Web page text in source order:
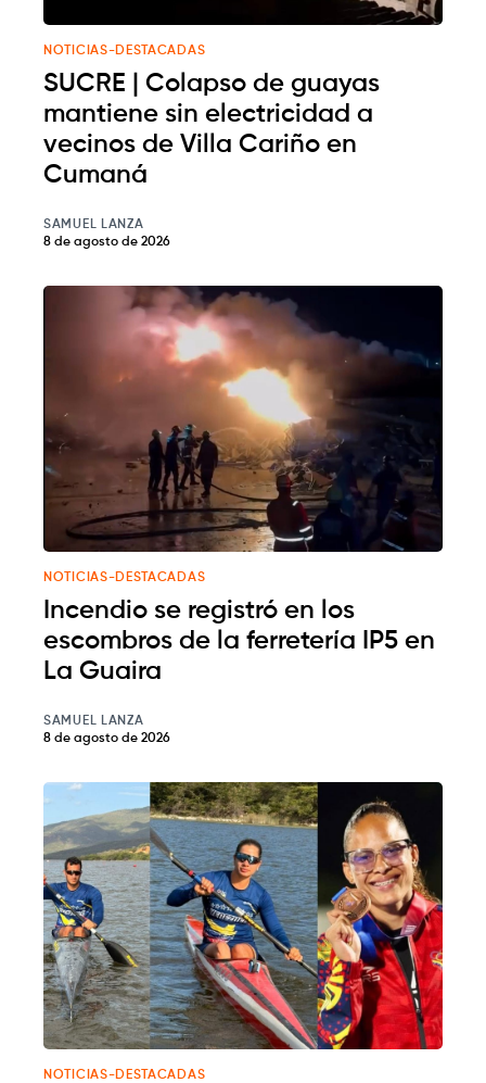
NOTICIAS-DESTACADAS
SUCRE | Colapso de guayas
mantiene sin electricidad a
vecinos de Villa Cariño en
Cumaná
SAMUEL LANZA
8 de agosto de 2026
NOTICIAS-DESTACADAS
Incendio se registró en los
escombros de la ferretería IP5 en
La Guaira
SAMUEL LANZA
8 de agosto de 2026
NOTICIAS-DESTACADAS